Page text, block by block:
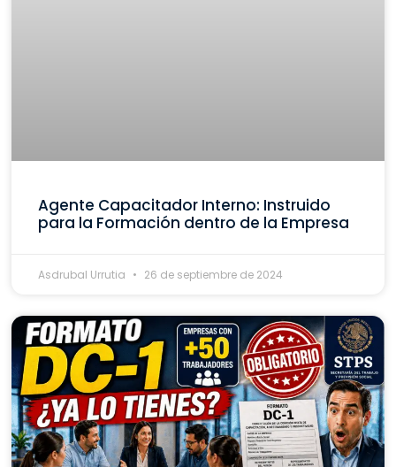
Agente Capacitador Interno: Instruido
para la Formación dentro de la Empresa
Asdrubal Urrutia 26 de septiembre de 2024